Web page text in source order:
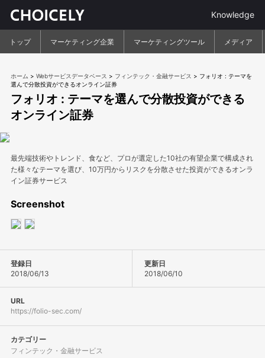
Knowledge
トップ マーケティング企業 マーケティングツール メディア
ホーム > Webサービスデータベース > フィンテック・金融サービス > フォリオ : テーマを
選んで分散投資ができるオンライン証券
フォリオ : テーマを選んで分散投資ができる
オンライン証券
最先端技術やトレンド、食など、プロが選定した10社の有望企業で構成され
た様々なテーマを選び、10万円からリスクを分散させた投資ができるオンラ
イン証券サービス
Screenshot
登録日
2018/06/13
更新日
2018/06/10
URL
https://folio-sec.com/
カテゴリー
フィンテック・金融サービス